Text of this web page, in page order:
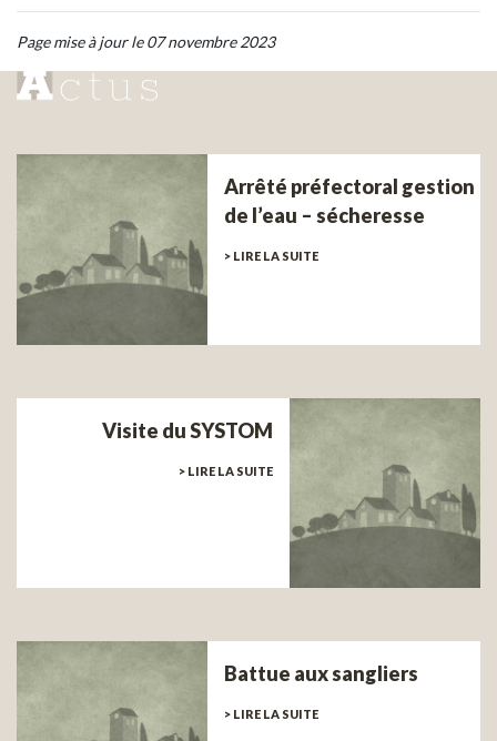
Page mise à jour le 07 novembre 2023
Arrêté préfectoral gestion
de l’eau – sécheresse
> LIRE LA SUITE
Visite du SYSTOM
> LIRE LA SUITE
Battue aux sangliers
> LIRE LA SUITE